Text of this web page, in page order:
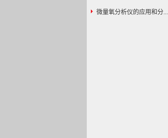
微量氧分析仪的应用和分...